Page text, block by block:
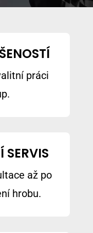
práci
SERVIS
až po
hrobu.